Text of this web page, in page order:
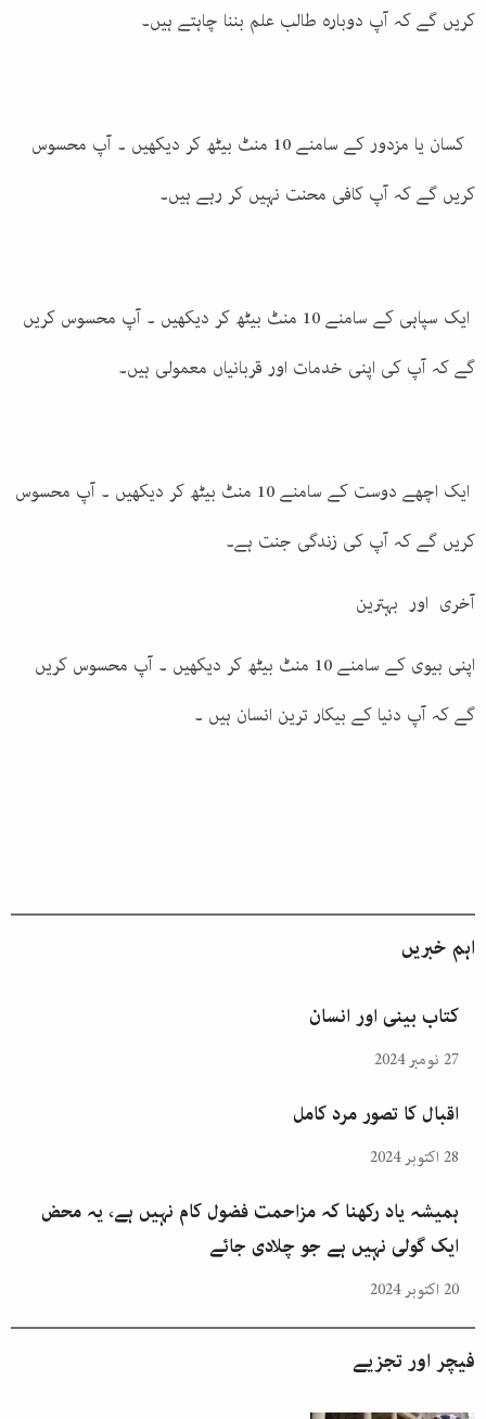
کریں گے کہ آپ دوبارہ طالب علم بننا چاہتے ہیں۔
کسان یا مزدور کے سامنے 10 منٹ بیٹھ کر دیکھیں ۔ آپ محسوس
کریں گے کہ آپ کافی محنت نہیں کر رہے ہیں۔
ایک سپاہی کے سامنے 10 منٹ بیٹھ کر دیکھیں ۔ آپ محسوس کریں
گے کہ آپ کی اپنی خدمات اور قربانیاں معمولی ہیں۔
ایک اچھے دوست کے سامنے 10 منٹ بیٹھ کر دیکھیں ۔ آپ محسوس
کریں گے کہ آپ کی زندگی جنت ہے۔
آخری اور بہترین
اپنی بیوی کے سامنے 10 منٹ بیٹھ کر دیکھیں ۔ آپ محسوس کریں
گے کہ آپ دنیا کے بیکار ترین انسان ہیں ۔
اہم خبریں
کتاب بینی اور انسان
27 نومبر 2024
اقبال کا تصور مرد کامل
28 اکتوبر 2024
ہمیشہ یاد رکھنا کہ مزاحمت فضول کام نہیں ہے، یہ محض
ایک گولی نہیں ہے جو چلادی جائے
20 اکتوبر 2024
فیچر اور تجزیے